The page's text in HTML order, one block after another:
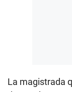
La magistrada